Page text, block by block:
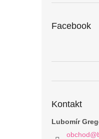
Facebook
Kontakt
Lubomír
obchod@